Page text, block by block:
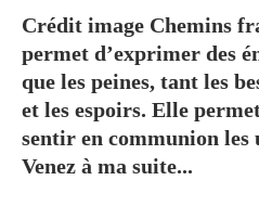
Crédit image Chemins
permet d’exprimer des
que les peines, tant les
et les espoirs. Elle
sentir en communion les
Venez à ma suite...